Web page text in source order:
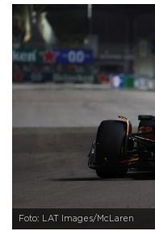
Foto: LAT Images/McLaren